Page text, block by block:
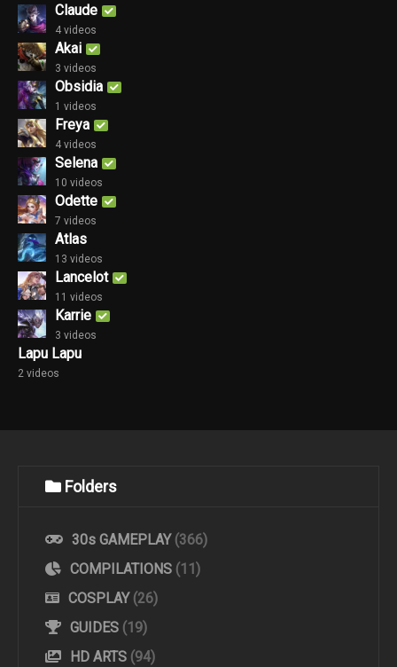
Claude
4 videos
Akai
3 videos
Obsidia
1 videos
Freya
4 videos
Selena
10 videos
Odette
7 videos
Atlas
13 videos
Lancelot
11 videos
Karrie
3 videos
Lapu Lapu
2 videos
Folders
30s GAMEPLAY (366)
COMPILATIONS (11)
COSPLAY (26)
GUIDES (19)
HD ARTS (94)